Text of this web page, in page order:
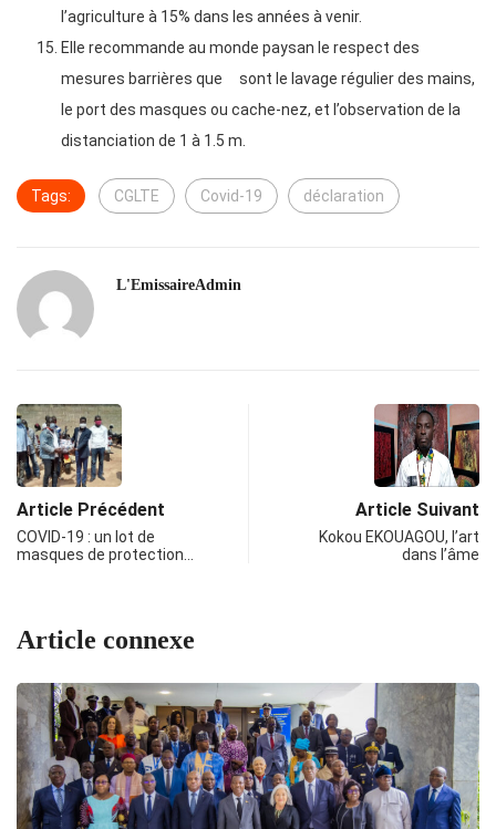
l’agriculture à 15% dans les années à venir.
Elle recommande au monde paysan le respect des
mesures barrières que sont le lavage régulier des mains,
le port des masques ou cache-nez, et l’observation de la
distanciation de 1 à 1.5 m.
Tags: CGLTE Covid-19 déclaration
L'EmissaireAdmin
Article Précédent
COVID-19 : un lot de
masques de protection…
Article Suivant
Kokou EKOUAGOU, l’art
dans l’âme
Article connexe